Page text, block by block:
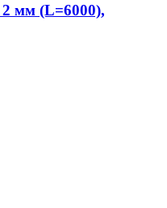
мм (L=6000),